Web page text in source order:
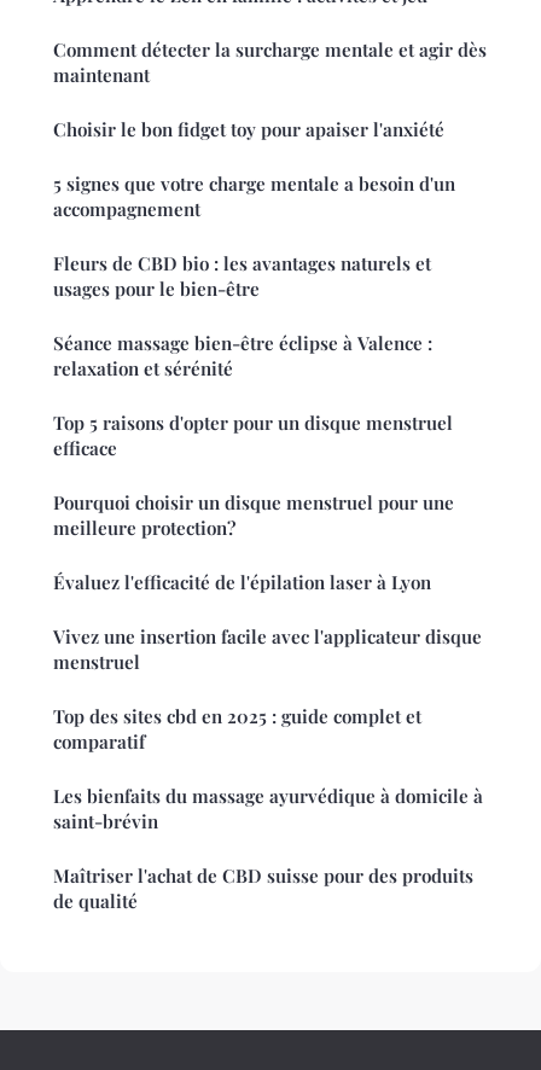
Comment détecter la surcharge mentale et agir dès
maintenant
Choisir le bon fidget toy pour apaiser l'anxiété
5 signes que votre charge mentale a besoin d'un
accompagnement
Fleurs de CBD bio : les avantages naturels et
usages pour le bien-être
Séance massage bien-être éclipse à Valence :
relaxation et sérénité
Top 5 raisons d'opter pour un disque menstruel
efficace
Pourquoi choisir un disque menstruel pour une
meilleure protection?
Évaluez l'efficacité de l'épilation laser à Lyon
Vivez une insertion facile avec l'applicateur disque
menstruel
Top des sites cbd en 2025 : guide complet et
comparatif
Les bienfaits du massage ayurvédique à domicile à
saint-brévin
Maîtriser l'achat de CBD suisse pour des produits
de qualité